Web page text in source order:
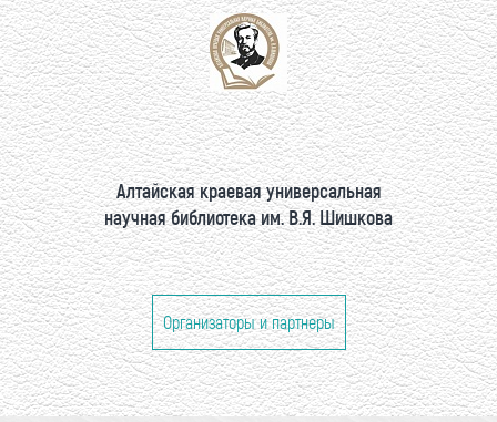
Алтайская краевая универсальная
научная библиотека им. В.Я. Шишкова
Организаторы и партнеры